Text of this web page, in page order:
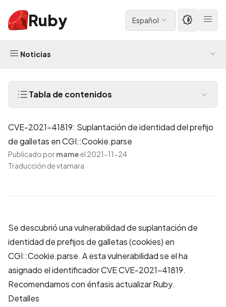
Ruby Español
Noticias
Tabla de contenidos
CVE-2021-41819: Suplantación de identidad del prefijo
de galletas en CGI::Cookie.parse
Publicado pormameel 2021-11-24
Traducción de vtamara
Se descubrió una vulnerabilidad de suplantación de
identidad de prefijos de galletas (cookies) en
CGI::Cookie.parse. A esta vulnerabilidad se el ha
asignado el identificador CVECVE-2021-41819.
Recomendamos con énfasis actualizar Ruby.
Detalles